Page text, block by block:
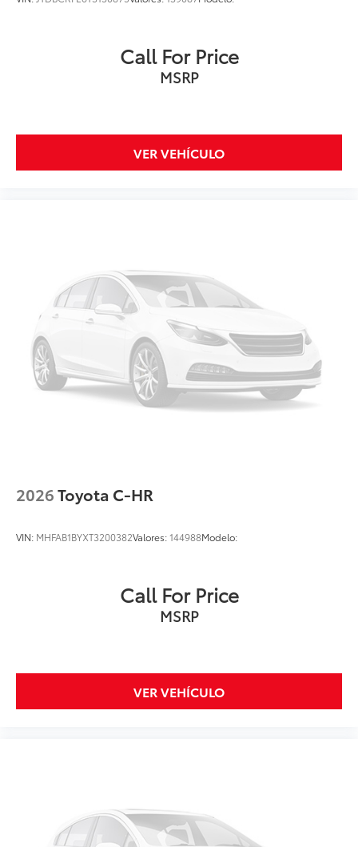
Call For Price
MSRP
VER VEHÍCULO
2026Toyota C-HR
VIN: MHFAB1BYXT3200382Valores:144988Modelo:
Call For Price
MSRP
VER VEHÍCULO